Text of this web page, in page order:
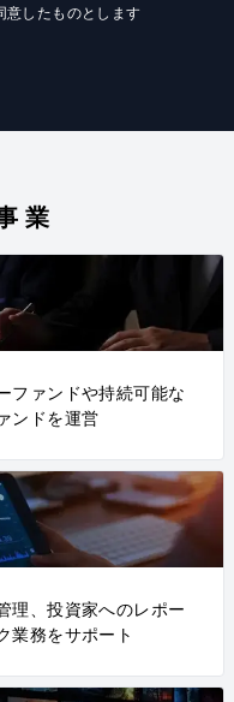
意したものとします
業
ファンドや持続可能な
ンドを運営
理、投資家へのレポー
業務をサポート